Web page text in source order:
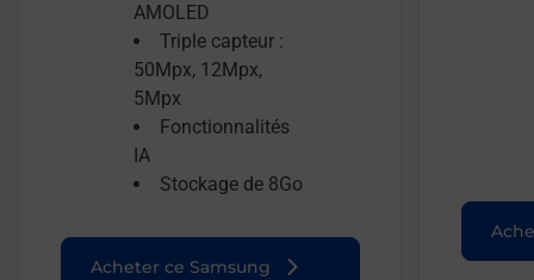
AMOLED
Triple capteur :
50Mpx, 12Mpx,
5Mpx
Fonctionnalités
IA
Stockage de 8Go
Acheter ce Samsung